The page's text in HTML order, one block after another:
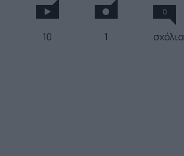
10 1
0
σχόλια